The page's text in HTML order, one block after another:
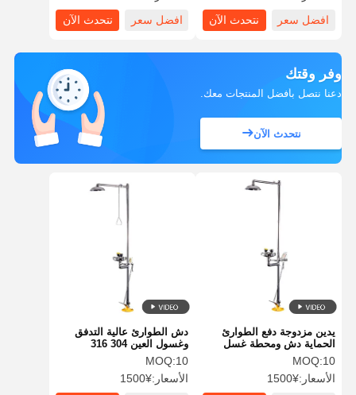
افضل سعر
نتحدث الآن
افضل سعر
نتحدث الآن
وفر وقتك
دعنا نتصل بأفضل المنتجات معك.
نتحدث الآن
يدين مزدوجة دفع الطوارئ
الحماية دش ومحطة غسل
للصدأ
MOQ:10
الأسعار:¥1500
دش الطوارئ عالية التدفق
وغسول العين 304 316
الرؤوس الرابعة الرابعة من
الفولاذ المقاوم للصدأ
MOQ:10
الأسعار:¥1500